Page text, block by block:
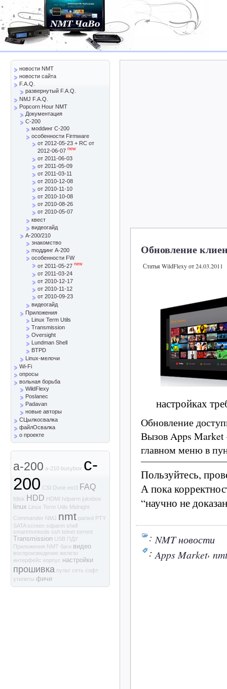
Обновление
Статья WildFlexy от 24.03.2011
настройках
Обновление
Вызов Apps
главном меню в
Пользуйтесь,
А пока
“научно не
: NMT новости
: Apps Market,
новости NMT
новости сайта
F.A.Q.
развернутый F.A.Q.
NMJ F.A.Q.
Popcorn Hour NMT
Документация
C-200
моddинг C-200
особенности Firmware
от 2012-05-23 + RC от
2012-06-07 new
от 2011-06-03
от 2011-05-09
от 2011-03-11
от 2010-12-08
от 2010-11-10
от 2010-10-08
от 2010-08-26
от 2010-05-07
квест
видеогайд
A-200/210
знакомство
mоддинг A-200
особенности FW
от 2011-05-27 new
от 2011-03-24
от 2010-12-17
от 2010-11-12
от 2010-09-23
видеогайд
Приложения
Linux Term Utils
Transmission
Oversight
Lundman Shell
BTPD
Linux-мелочи
Wi-Fi
опросы
вольная борьба
WildFlexy
Poslanec
Padavan
новые авторы
СЦылкосвалка
файлОсвалка
о проекте
a-200 a-210 busybox c-
200 CSI Dune ext3 FAQ
fdisk HDD HDMI hdparm jukebox
linux Linux Term Utils Midnight
Commander NMJ nmt parted PTY
SATA screen sdparm shell
smartmontools ssh telnet torrent
Transmission USB ПДУ
Приложения NMT баги видео
воспроизведение железо
интерфейс корпус настройки
прошивка пульт сеть софт
утилиты фичи